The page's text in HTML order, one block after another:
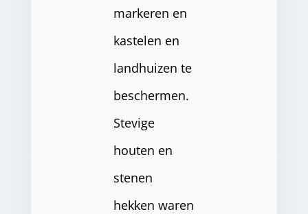
markeren en
kastelen en
landhuizen te
beschermen.
Stevige
houten en
stenen
hekken waren